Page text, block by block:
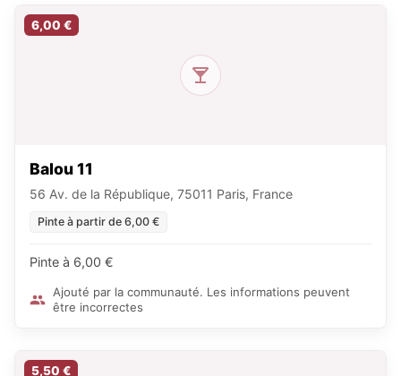
6,00 €
Balou 11
56 Av. de la République, 75011 Paris, France
Pinte à partir de 6,00 €
Pinte à 6,00 €
Ajouté par la communauté. Les informations peuvent
être incorrectes
5,50 €